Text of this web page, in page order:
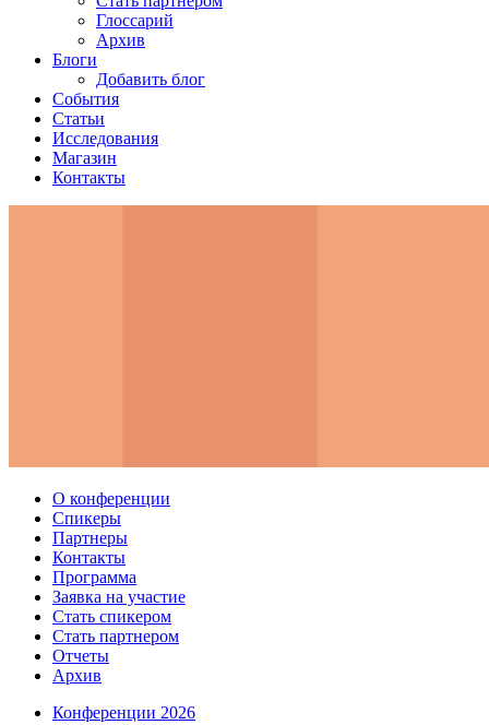
Глоссарий
Архив
Блоги
Добавить блог
События
Статьи
Исследования
Магазин
Контакты
О конференции
Спикеры
Партнеры
Контакты
Программа
Заявка на участие
Стать спикером
Стать партнером
Отчеты
Архив
Конференции 2026